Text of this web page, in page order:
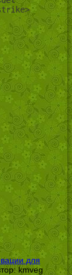
для
kmveg